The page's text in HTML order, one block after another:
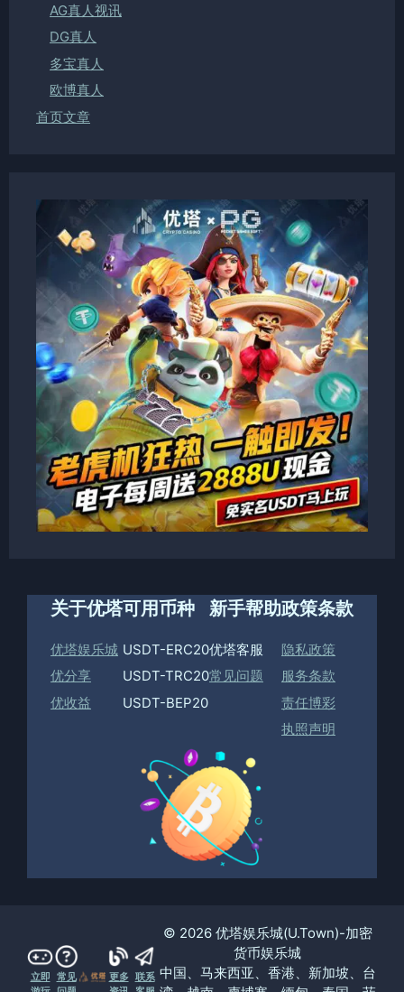
AG真人视讯
DG真人
多宝真人
欧博真人
首页文章
关于优塔
优塔娱乐城
优分享
优收益
可用币种
USDT-ERC20
USDT-TRC20
USDT-BEP20
新手帮助
优塔客服
常见问题
政策条款
隐私政策
服务条款
责任博彩
执照声明
立即 常见
更多 联系
© 2026 优塔娱乐城(U.Town)-加密
货币娱乐城
中国、马来西亚、香港、新加坡、台